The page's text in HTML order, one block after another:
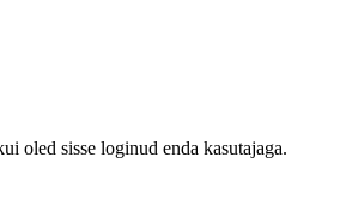
oled sisse loginud enda kasutajaga.